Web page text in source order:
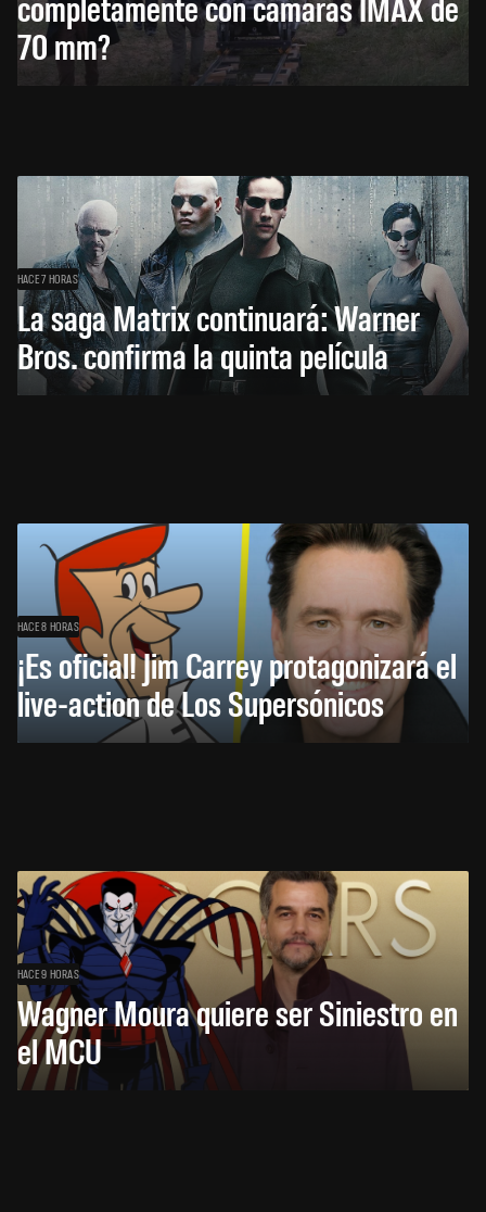
70 mm?
HACE 7 HORAS
La saga Matrix continuará: Warner
Bros. confirma la quinta película
HACE 8 HORAS
¡Es oficial! Jim Carrey protagonizará el
live-action de Los Supersónicos
HACE 9 HORAS
Wagner Moura quiere ser Siniestro en
el MCU